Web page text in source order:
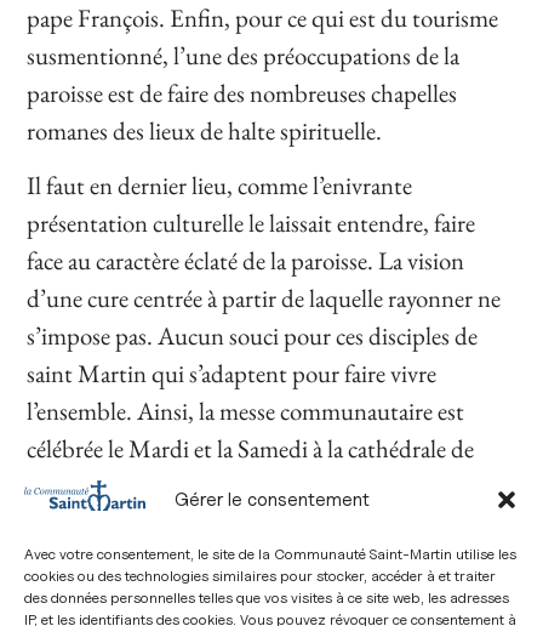
Gérer le consentement
Avec votre consentement, le site de la Communauté Saint-Martin utilise les
cookies ou des technologies similaires pour stocker, accéder à et traiter
des données personnelles telles que vos visites à ce site web, les adresses
IP, et les identifiants des cookies. Vous pouvez révoquer ce consentement à
pape François. Enfin, pour ce qui est du tourisme
susmentionné, l’une des préoccupations de la
paroisse est de faire des nombreuses chapelles
romanes des lieux de halte spirituelle.
Il faut en dernier lieu, comme l’enivrante
présentation culturelle le laissait entendre, faire
face au caractère éclaté de la paroisse. La vision
d’une cure centrée à partir de laquelle rayonner ne
s’impose pas. Aucun souci pour ces disciples de
saint Martin qui s’adaptent pour faire vivre
l’ensemble. Ainsi, la messe communautaire est
célébrée le Mardi et la Samedi à la cathédrale de
Saint-Paul-Trois-Châteaux et à Pierrelatte le reste
communes sont d’ailleurs heureux de voir une
équipe unie se déplacer sur le secteur. Autre moyen